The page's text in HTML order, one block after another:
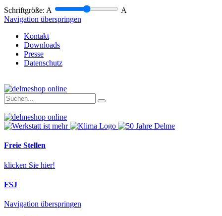
Schriftgröße: A
A
Navigation überspringen
Kontakt
Downloads
Presse
Datenschutz
Freie Stellen
klicken Sie hier!
FSJ
Navigation überspringen